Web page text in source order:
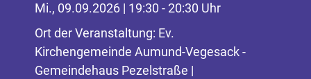
Mi., 09.09.2026 | 19:30 - 20:30 Uhr
Ort der Veranstaltung: Ev.
Kirchengemeinde Aumund-Vegesack -
Gemeindehaus Pezelstraße |